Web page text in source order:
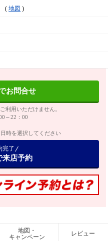
地図
お問合せ
利用いただけません。
～22：00
時を選択してください
完了
来店予約
地図・
キャンペーン
レビュー